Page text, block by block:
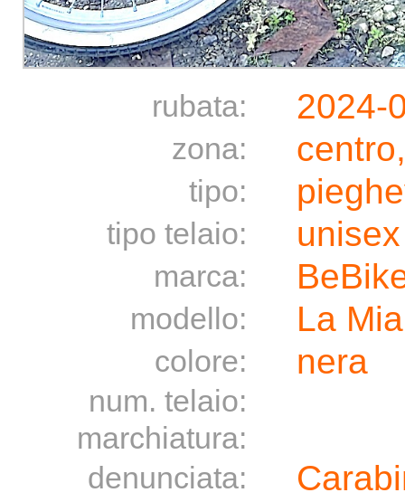
rubata: 2024-
zona:
tipo:
tipo telaio: unisex
marca:
modello: La Mia
colore: nera
num. telaio:
marchiatura:
denunciata: